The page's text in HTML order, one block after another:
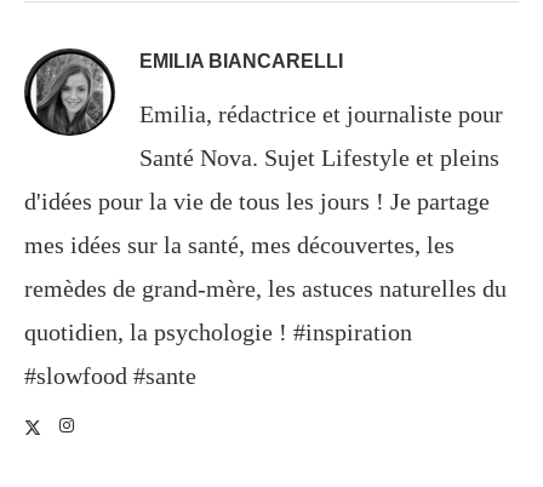
EMILIA BIANCARELLI
Emilia, rédactrice et journaliste pour
Santé Nova. Sujet Lifestyle et pleins
d'idées pour la vie de tous les jours ! Je partage
mes idées sur la santé, mes découvertes, les
remèdes de grand-mère, les astuces naturelles du
quotidien, la psychologie ! #inspiration
#slowfood #sante